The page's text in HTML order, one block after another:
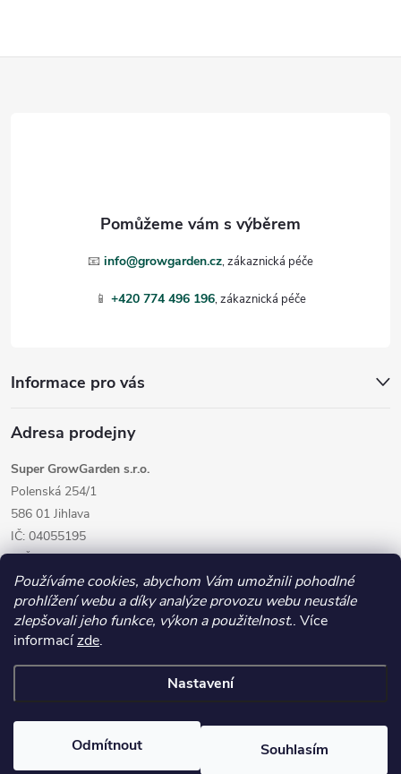
Používáme cookies, abychom Vám umožnili pohodlné
prohlížení webu a díky analýze provozu webu neustále
zlepšovali jeho funkce, výkon a použitelnost.. Více
informacízde.
Nastavení
Odmítnout Souhlasím
📧 info@growgarden.cz
📱 +420 774 496 196
Informace pro vás
Adresa prodejny
Super GrowGarden s.r.o.
Polenská 254/1
586 01 Jihlava
IČ: 04055195
DIČ: CZ04055195
GrowGarden.cz. Všechna práva vyhrazena.